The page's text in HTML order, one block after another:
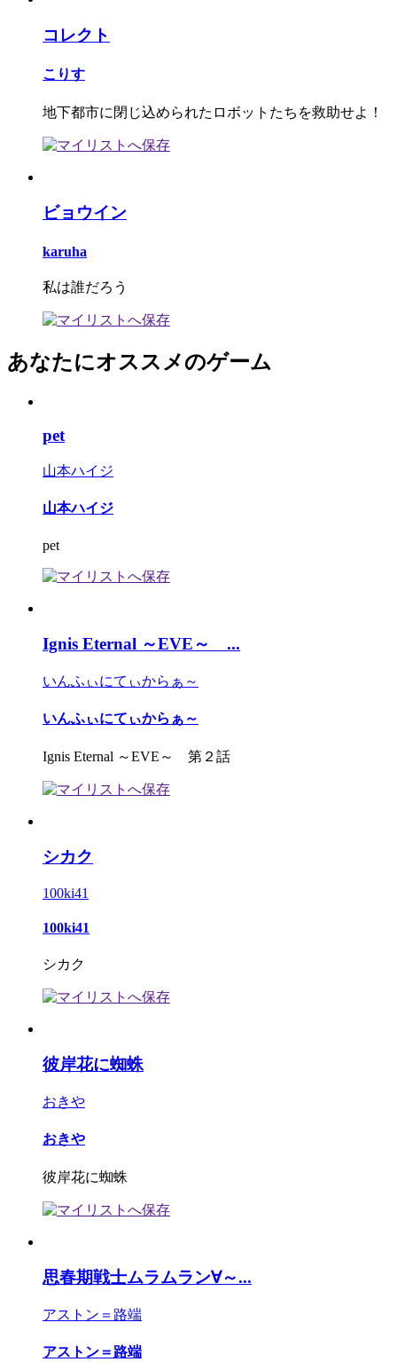
コレクト
こりす
地下都市に閉じ込められたロボットたちを救助せよ！
ビョウイン
karuha
私は誰だろう
あなたにオススメのゲーム
pet
山本ハイジ
山本ハイジ
pet
Ignis Eternal ～EVE～ ...
いんふぃにてぃからぁ～
いんふぃにてぃからぁ～
Ignis Eternal ～EVE～ 第２話
シカク
100ki41
100ki41
シカク
彼岸花に蜘蛛
おきや
おきや
彼岸花に蜘蛛
思春期戦士ムラムラン∀～...
アストン＝路端
アストン＝路端